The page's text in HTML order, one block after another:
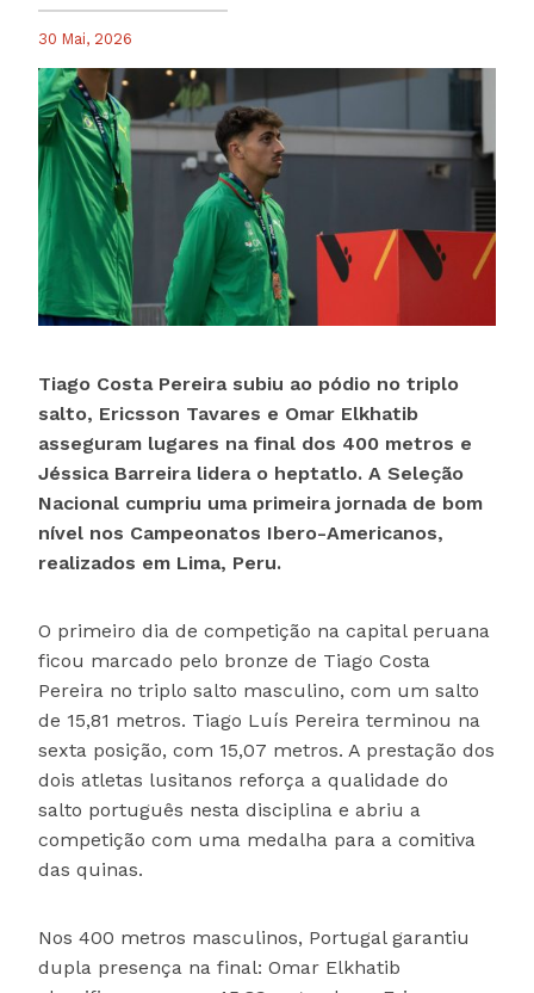
30 Mai, 2026
Tiago Costa Pereira subiu ao pódio no triplo
salto, Ericsson Tavares e Omar Elkhatib
asseguram lugares na final dos 400 metros e
Jéssica Barreira lidera o heptatlo. A Seleção
Nacional cumpriu uma primeira jornada de bom
nível nos Campeonatos Ibero-Americanos,
realizados em Lima, Peru.
O primeiro dia de competição na capital peruana
ficou marcado pelo bronze de Tiago Costa
Pereira no triplo salto masculino, com um salto
de 15,81 metros. Tiago Luís Pereira terminou na
sexta posição, com 15,07 metros. A prestação dos
dois atletas lusitanos reforça a qualidade do
salto português nesta disciplina e abriu a
competição com uma medalha para a comitiva
das quinas.
Nos 400 metros masculinos, Portugal garantiu
dupla presença na final: Omar Elkhatib